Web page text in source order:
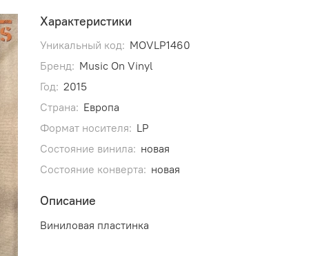
Характеристики
Уникальный код: MOVLP1460
Бренд: Music On Vinyl
Год: 2015
Страна: Европа
Формат носителя: LP
Состояние винила: новая
Состояние конверта: новая
Описание
Виниловая пластинка